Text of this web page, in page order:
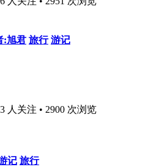
:旭君 旅行 游记
人关注 • 2900 次浏览
记 旅行